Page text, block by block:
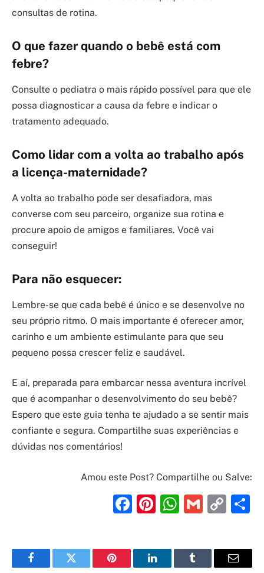
consultas de rotina.
O que fazer quando o bebê está com
febre?
Consulte o pediatra o mais rápido possível para que ele
possa diagnosticar a causa da febre e indicar o
tratamento adequado.
Como lidar com a volta ao trabalho após
a licença-maternidade?
A volta ao trabalho pode ser desafiadora, mas
converse com seu parceiro, organize sua rotina e
procure apoio de amigos e familiares. Você vai
conseguir!
Para não esquecer:
Lembre-se que cada bebê é único e se desenvolve no
seu próprio ritmo. O mais importante é oferecer amor,
carinho e um ambiente estimulante para que seu
pequeno possa crescer feliz e saudável.
E aí, preparada para embarcar nessa aventura incrível
que é acompanhar o desenvolvimento do seu bebê?
Espero que este guia tenha te ajudado a se sentir mais
confiante e segura. Compartilhe suas experiências e
dúvidas nos comentários!
Amou este Post? Compartilhe ou Salve:
Facebook
Pinterest
Gmail
FacebookTwitter Pinterest LinkedInTumblr Email